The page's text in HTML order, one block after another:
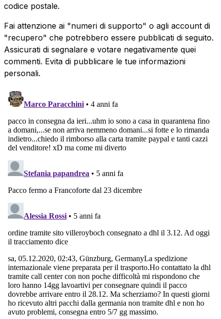
codice postale.
Fai attenzione ai "numeri di supporto" o agli account di
"recupero" che potrebbero essere pubblicati di seguito.
Assicurati di segnalare e votare negativamente quei
commenti. Evita di pubblicare le tue informazioni
personali.